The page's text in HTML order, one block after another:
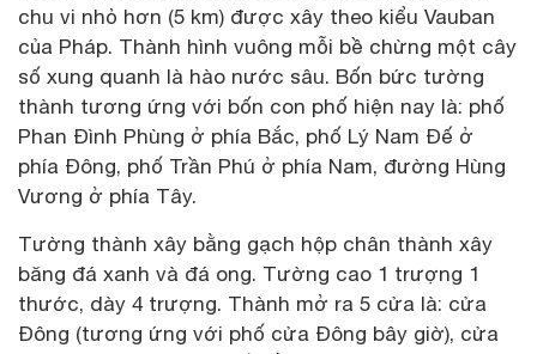
chu vi nhỏ hơn (5 km) được xây theo kiểu Vauban
của Pháp. Thành hình vuông mỗi bề chừng một cây
số xung quanh là hào nước sâu. Bốn bức tường
thành tương ứng với bốn con phố hiện nay là: phố
Phan Đình Phùng ở phía Bắc, phố Lý Nam Đế ở
phía Đông, phố Trần Phú ở phía Nam, đường Hùng
Vương ở phía Tây.
Tường thành xây bằng gạch hộp chân thành xây
băng đá xanh và đá ong. Tường cao 1 trượng 1
thước, dày 4 trượng. Thành mở ra 5 cửa là: cửa
Đông (tương ứng với phố cửa Đông bây giờ), cửa